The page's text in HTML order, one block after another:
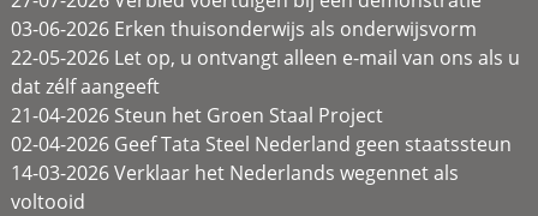
03-06-2026 Erken thuisonderwijs als onderwijsvorm
22-05-2026 Let op, u ontvangt alleen e-mail van ons als u
dat zélf aangeeft
21-04-2026 Steun het Groen Staal Project
02-04-2026 Geef Tata Steel Nederland geen staatssteun
14-03-2026 Verklaar het Nederlands wegennet als
voltooid